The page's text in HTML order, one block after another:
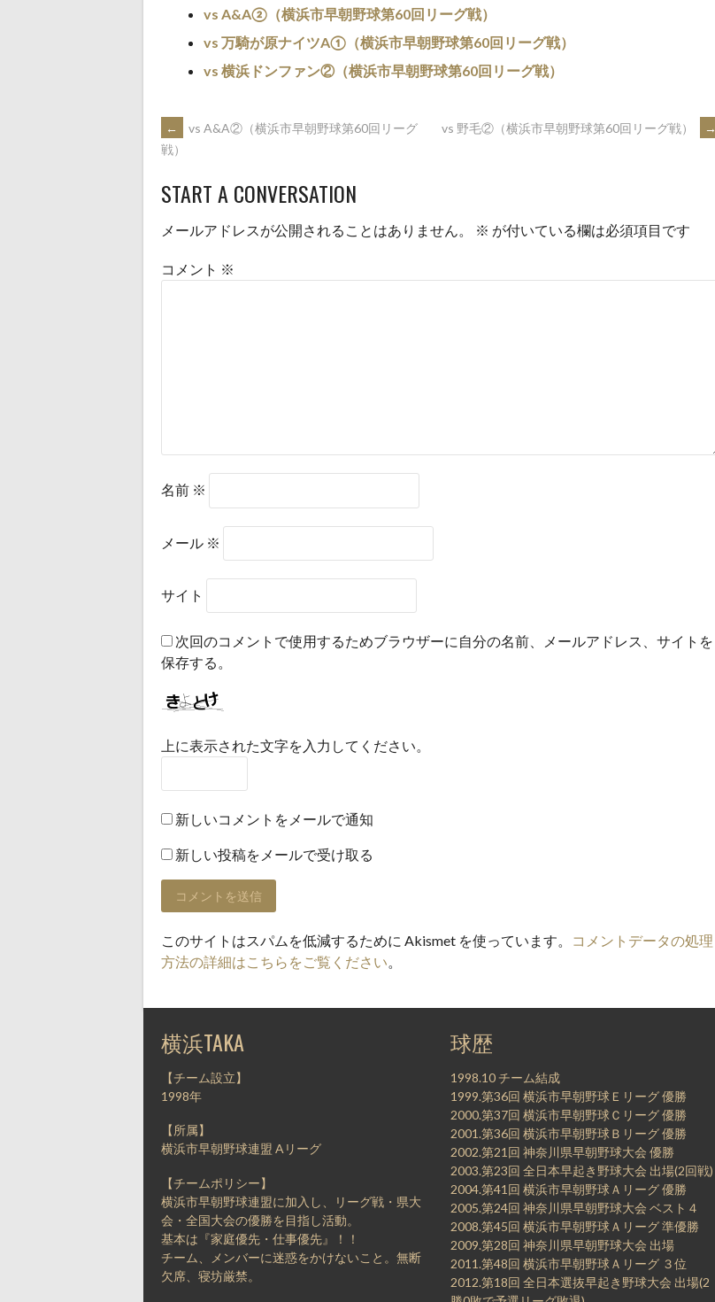
(新
ウ
ド
ま
ッ
ク
し
て
だ
さ
ウ
で
開
き
す)
vs A&A②（横浜市早朝野球第60回リーグ戦）
vs 万騎が原ナイツA①（横浜市早朝野球第60回リーグ戦）
vs 横浜ドンファン②（横浜市早朝野球第60回リーグ戦）
POST
NAVIGATION
←
vs A&A②（横浜市早朝野球第60回リーグ
戦）
vs 野毛②（横浜市早朝野球第60回リーグ戦） →
START A CONVERSATION
メールアドレスが公開されることはありません。 ※ が付いている欄は必須項目です
コメント ※
名前 ※
メール ※
サイト
次回のコメントで使用するためブラウザーに自分の名前、メールアドレス、サイトを
保存する。
上に表示された文字を入力してください。
新しいコメントをメールで通知
新しい投稿をメールで受け取る
このサイトはスパムを低減するために Akismet を使っています。
コメントデータの処理
方法の詳細はこちらをご覧ください。
横浜TAKA
【チーム設立】
1998年
【所属】
横浜市早朝野球連盟 Aリーグ
【チームポリシー】
横浜市早朝野球連盟に加入し、リーグ戦・県大
会・全国大会の優勝を目指し活動。
基本は『家庭優先・仕事優先』！！
チーム、メンバーに迷惑をかけないこと。無断
欠席、寝坊厳禁。
球歴
1998.10 チーム結成
1999.第36回 横浜市早朝野球Ｅリーグ 優勝
2000.第37回 横浜市早朝野球Ｃリーグ 優勝
2001.第36回 横浜市早朝野球Ｂリーグ 優勝
2002.第21回 神奈川県早朝野球大会 優勝
2003.第23回 全日本早起き野球大会 出場(2回戦)
2004.第41回 横浜市早朝野球Ａリーグ 優勝
2005.第24回 神奈川県早朝野球大会 ベスト４
2008.第45回 横浜市早朝野球Ａリーグ 準優勝
2009.第28回 神奈川県早朝野球大会 出場
2011.第48回 横浜市早朝野球Ａリーグ ３位
2012.第18回 全日本選抜早起き野球大会 出場(2